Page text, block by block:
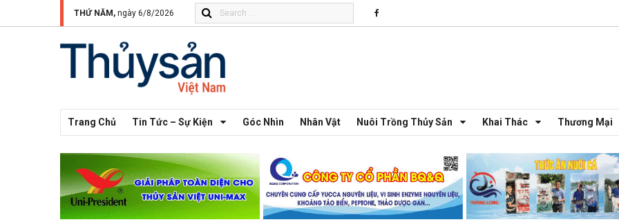
THỨ NĂM, ngày 6/8/2026
Trang Chủ Tin Tức – Sự Kiện Góc Nhìn Nhân Vật Nuôi Trồng Thủy Sản Khai Thác Thương Mại